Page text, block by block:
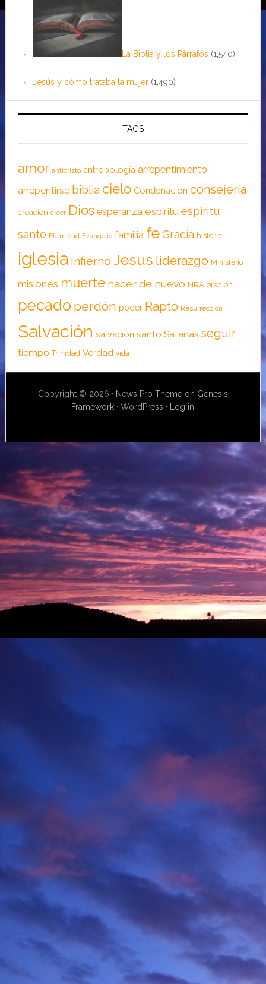
La Biblia y los Párrafos (1,540)
Jesús y cómo trataba la mujer (1,490)
TAGS
amor anticristo antropología arrepentimiento
arrepentirse biblia cielo Condenación consejería
creación creer Dios esperanza espíritu espíritu
santo Eternidad Evangelio familia feGracia historia
iglesia infierno Jesus liderazgo Ministerio
misiones muerte nacer de nuevo NRA oracion
pecado perdón poder Rapto Resurrección
Salvación salvación santo Satanas seguir
tiempo Trinidad Verdad vida
Copyright © 2026 · News Pro Themeon Genesis
Framework ·WordPress · Log in